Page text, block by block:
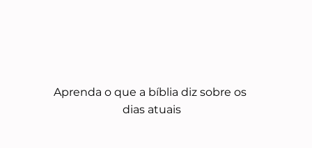
Aprenda o que a bíblia diz sobre os
dias atuais